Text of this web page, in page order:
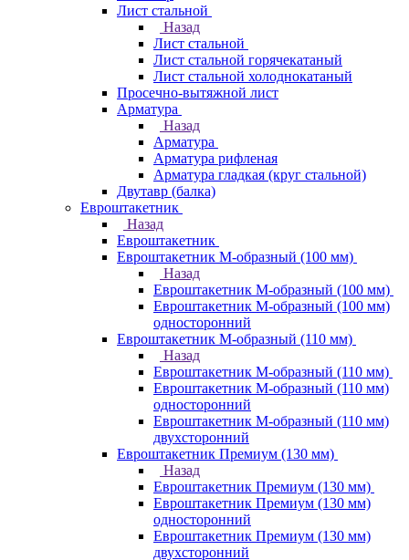
Лист стальной
Назад
Лист стальной
Лист стальной горячекатаный
Лист стальной холоднокатаный
Просечно-вытяжной лист
Арматура
Назад
Арматура
Арматура рифленая
Арматура гладкая (круг стальной)
Двутавр (балка)
Евроштакетник
Назад
Евроштакетник
Евроштакетник М-образный (100 мм)
Назад
Евроштакетник М-образный (100 мм)
Евроштакетник М-образный (100 мм)
односторонний
Евроштакетник М-образный (110 мм)
Назад
Евроштакетник М-образный (110 мм)
Евроштакетник М-образный (110 мм)
односторонний
Евроштакетник М-образный (110 мм)
двухсторонний
Евроштакетник Премиум (130 мм)
Назад
Евроштакетник Премиум (130 мм)
Евроштакетник Премиум (130 мм)
односторонний
Евроштакетник Премиум (130 мм)
двухсторонний